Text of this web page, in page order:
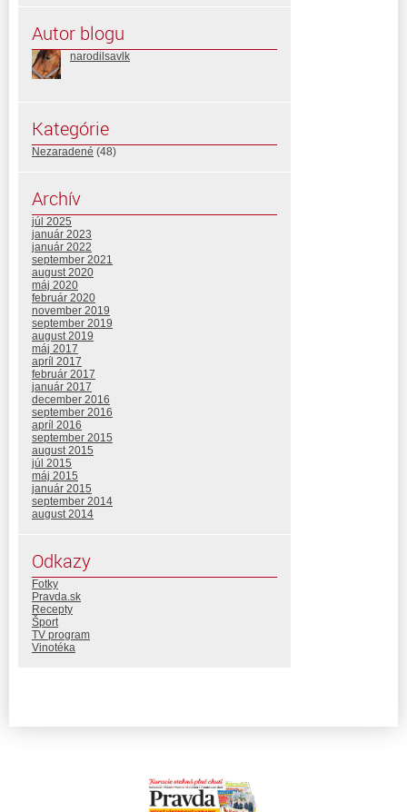
Autor blogu
narodilsavlk
Kategórie
Nezaradené (48)
Archív
júl 2025
január 2023
január 2022
september 2021
august 2020
máj 2020
február 2020
november 2019
september 2019
august 2019
máj 2017
apríl 2017
február 2017
január 2017
december 2016
september 2016
apríl 2016
september 2015
august 2015
júl 2015
máj 2015
január 2015
september 2014
august 2014
Odkazy
Fotky
Pravda.sk
Recepty
Šport
TV program
Vinotéka